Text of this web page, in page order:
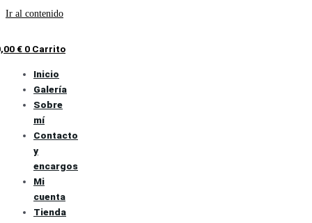
Ir al contenido
€ 0 Carrito
Inicio
Galería
Sobre
mí
Contacto
y
encargos
Mi
cuenta
Tienda